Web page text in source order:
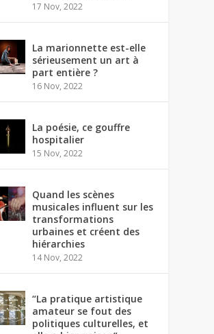
17 Nov, 2022
La marionnette est-elle
sérieusement un art à
part entière ?
16 Nov, 2022
La poésie, ce gouffre
hospitalier
15 Nov, 2022
Quand les scènes
musicales influent sur les
transformations
urbaines et créent des
hiérarchies
14 Nov, 2022
“La pratique artistique
amateur se fout des
politiques culturelles, et